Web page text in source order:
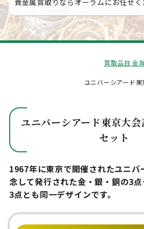
貴金属買取りならオーラムにお任せく
買取品目 金
ユニバーシアード
ユニバーシアード東京大
セット
1967年に東京で開催されたユニバ
念して発行された金・銀・銅の3点
3点とも同一デザインです。